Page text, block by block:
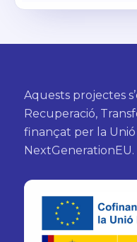
Aquests projectes
Recuperació,
finançat per la
NextGenerationEU.